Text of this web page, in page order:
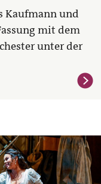
Kaufmann und
mit dem
unter der